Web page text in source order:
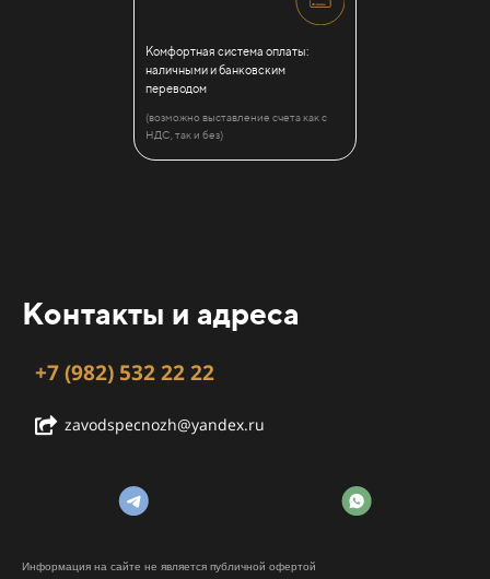
Комфортная система оплаты:
наличными и банковским
переводом
(возможно выставление счета как с
НДС, так и без)
Контакты и адреса
+7 (982) 532 22 22
zavodspecnozh@yandex.ru
Информация на сайте не является публичной офертой